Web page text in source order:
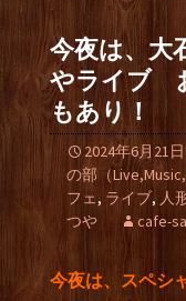
今夜は、大
やライブ
もあり！
2024年6月21日
の部（Live,Music,
フェ, ライブ, 人
つや
cafe-
今夜は、スペシ